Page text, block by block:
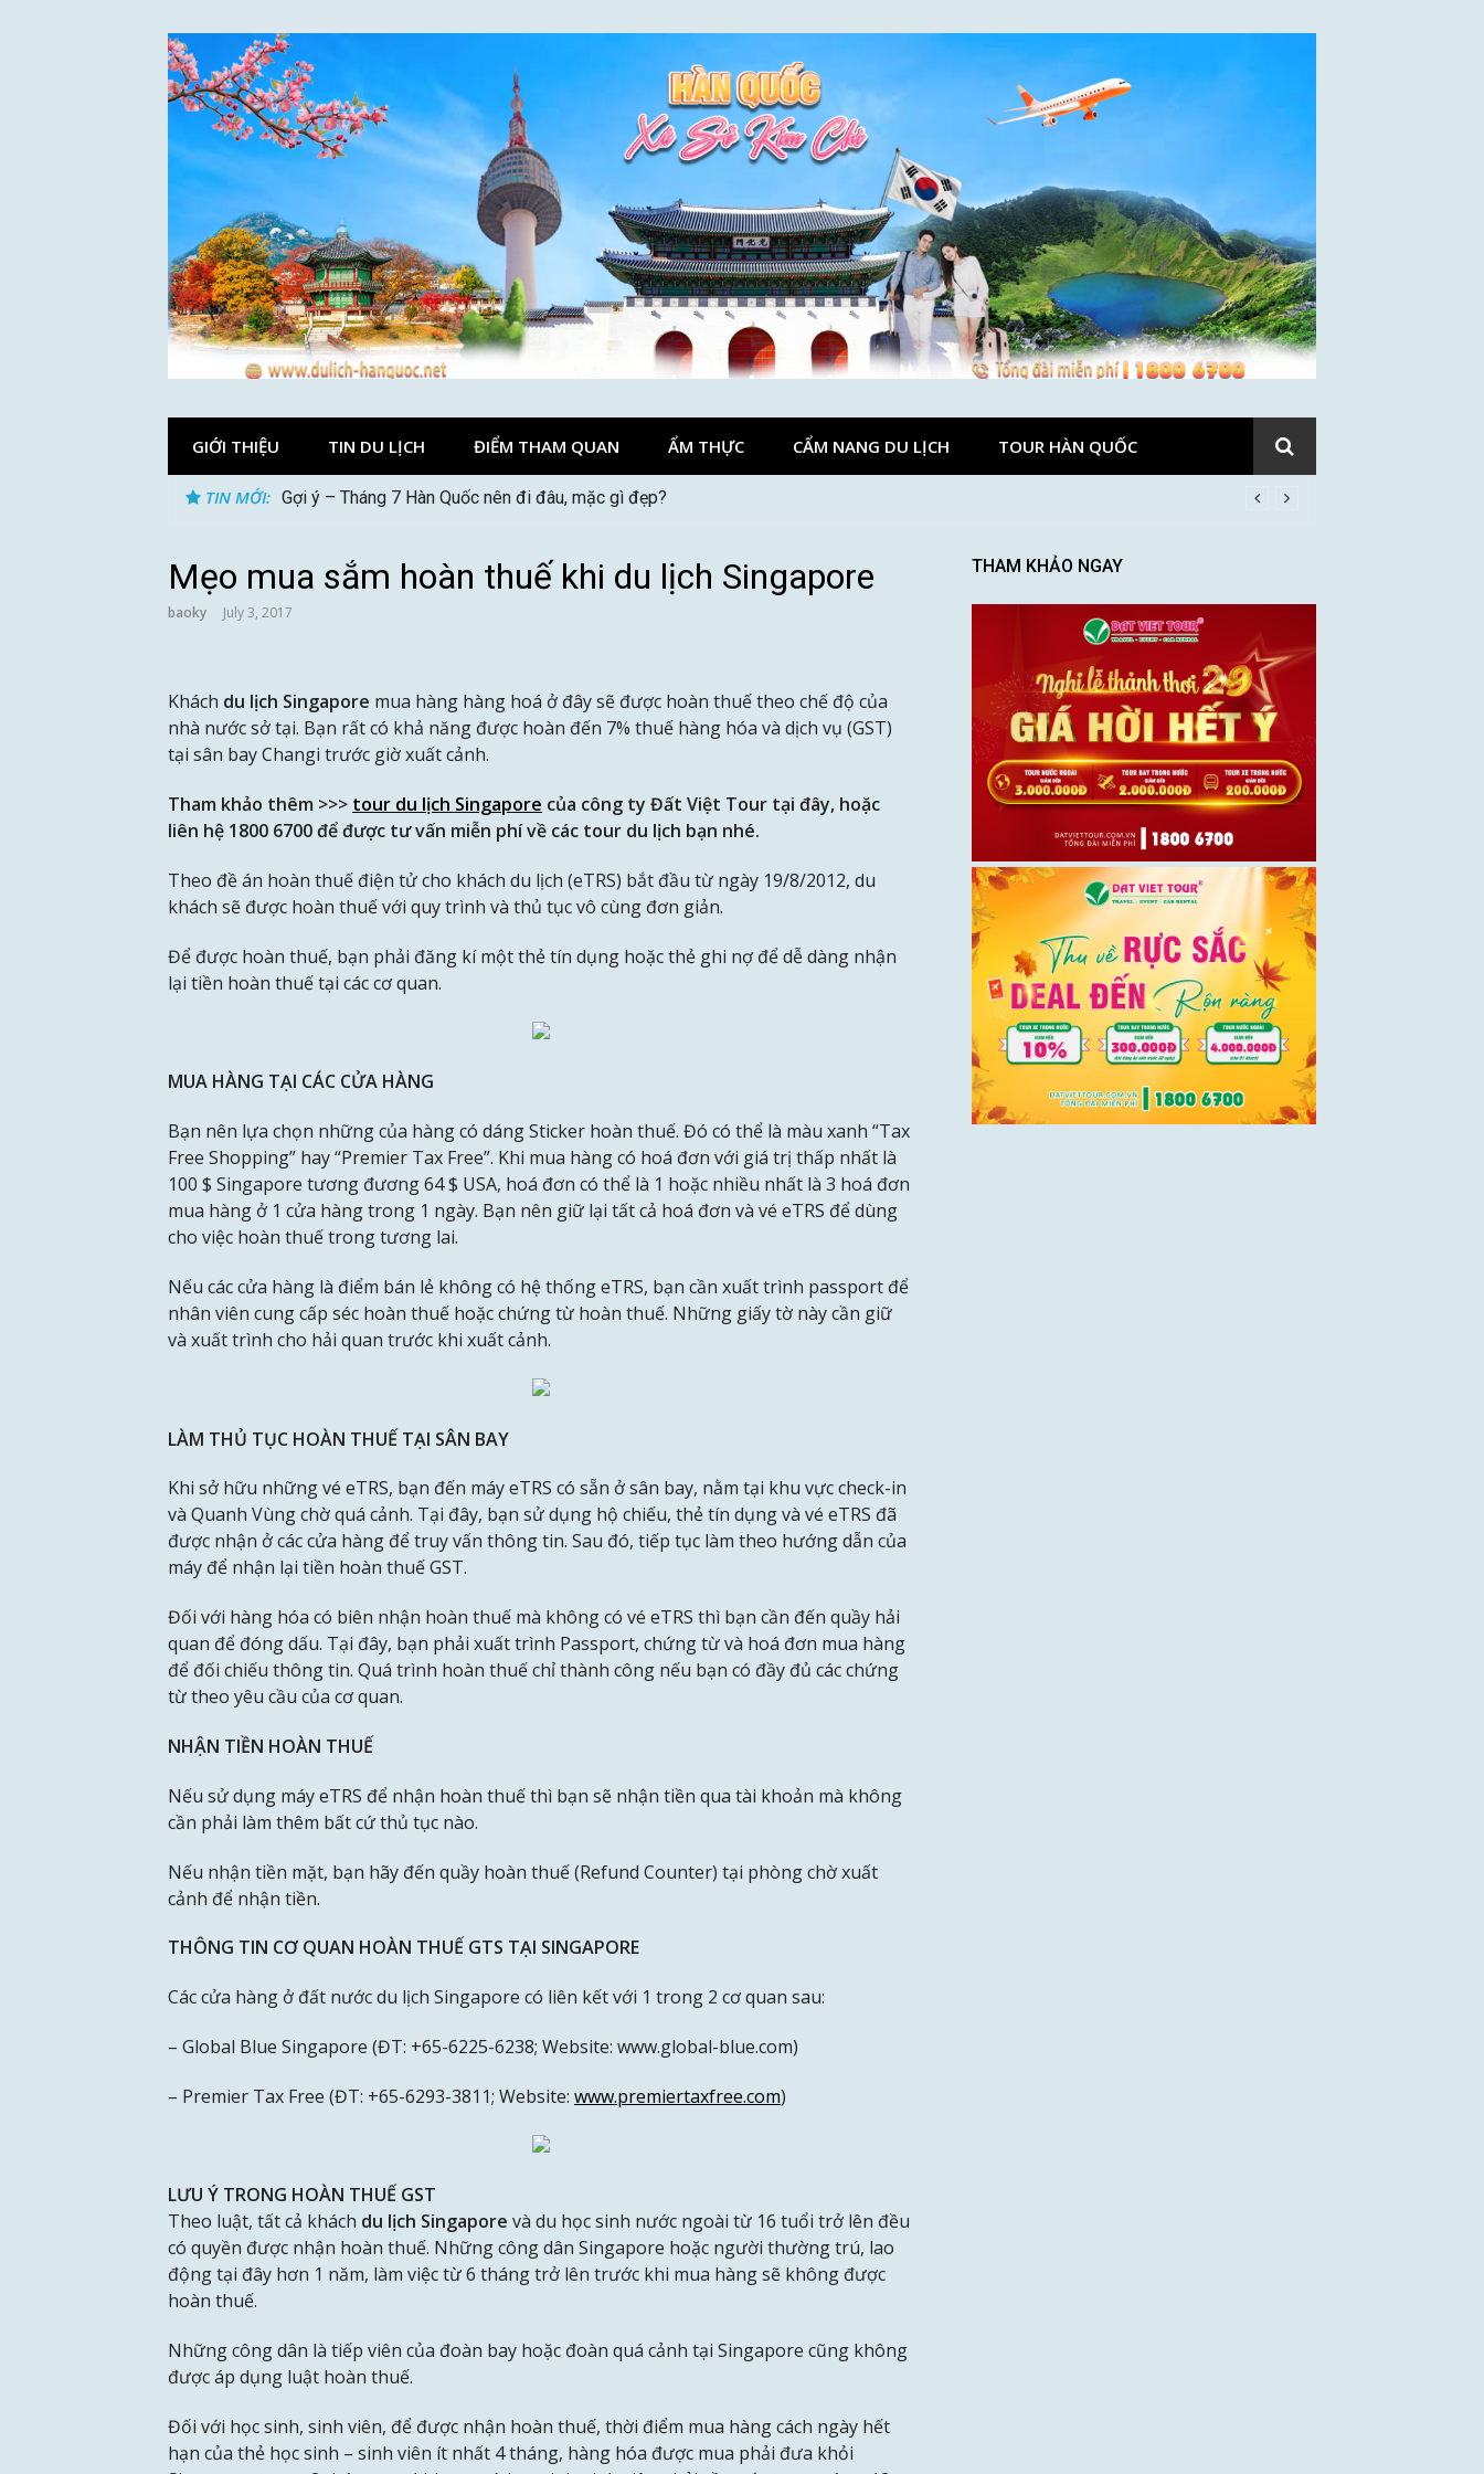
GIỚI THIỆU TIN DU LỊCH ĐIỂM THAM QUAN ẨM THỰC CẨM NANG DU LỊCH TOUR HÀN QUỐC
TIN MỚI: Gợi ý – Tháng 7 Hàn Quốc nên đi đâu, mặc gì đẹp?
Mẹo mua sắm hoàn thuế khi du lịch Singapore
baoky July 3, 2017
Khách du lịch Singapore mua hàng hàng hoá ở đây sẽ được hoàn thuế theo chế độ của
nhà nước sở tại. Bạn rất có khả năng được hoàn đến 7% thuế hàng hóa và dịch vụ (GST)
tại sân bay Changi trước giờ xuất cảnh.
Tham khảo thêm >>> tour du lịch Singapore của công ty Đất Việt Tour tại đây, hoặc
liên hệ 1800 6700 để được tư vấn miễn phí về các tour du lịch bạn nhé.
Theo đề án hoàn thuế điện tử cho khách du lịch (eTRS) bắt đầu từ ngày 19/8/2012, du
khách sẽ được hoàn thuế với quy trình và thủ tục vô cùng đơn giản.
Để được hoàn thuế, bạn phải đăng kí một thẻ tín dụng hoặc thẻ ghi nợ để dễ dàng nhận
lại tiền hoàn thuế tại các cơ quan.
MUA HÀNG TẠI CÁC CỬA HÀNG
Bạn nên lựa chọn những của hàng có dáng Sticker hoàn thuế. Đó có thể là màu xanh “Tax
Free Shopping” hay “Premier Tax Free”. Khi mua hàng có hoá đơn với giá trị thấp nhất là
100 $ Singapore tương đương 64 $ USA, hoá đơn có thể là 1 hoặc nhiều nhất là 3 hoá đơn
mua hàng ở 1 cửa hàng trong 1 ngày. Bạn nên giữ lại tất cả hoá đơn và vé eTRS để dùng
cho việc hoàn thuế trong tương lai.
Nếu các cửa hàng là điểm bán lẻ không có hệ thống eTRS, bạn cần xuất trình passport để
nhân viên cung cấp séc hoàn thuế hoặc chứng từ hoàn thuế. Những giấy tờ này cần giữ
và xuất trình cho hải quan trước khi xuất cảnh.
LÀM THỦ TỤC HOÀN THUẾ TẠI SÂN BAY
Khi sở hữu những vé eTRS, bạn đến máy eTRS có sẵn ở sân bay, nằm tại khu vực check-in
và Quanh Vùng chờ quá cảnh. Tại đây, bạn sử dụng hộ chiếu, thẻ tín dụng và vé eTRS đã
được nhận ở các cửa hàng để truy vấn thông tin. Sau đó, tiếp tục làm theo hướng dẫn của
máy để nhận lại tiền hoàn thuế GST.
Đối với hàng hóa có biên nhận hoàn thuế mà không có vé eTRS thì bạn cần đến quầy hải
quan để đóng dấu. Tại đây, bạn phải xuất trình Passport, chứng từ và hoá đơn mua hàng
để đối chiếu thông tin. Quá trình hoàn thuế chỉ thành công nếu bạn có đầy đủ các chứng
từ theo yêu cầu của cơ quan.
NHẬN TIỀN HOÀN THUẾ
Nếu sử dụng máy eTRS để nhận hoàn thuế thì bạn sẽ nhận tiền qua tài khoản mà không
cần phải làm thêm bất cứ thủ tục nào.
Nếu nhận tiền mặt, bạn hãy đến quầy hoàn thuế (Refund Counter) tại phòng chờ xuất
cảnh để nhận tiền.
THÔNG TIN CƠ QUAN HOÀN THUẾ GTS TẠI SINGAPORE
Các cửa hàng ở đất nước du lịch Singapore có liên kết với 1 trong 2 cơ quan sau:
– Global Blue Singapore (ĐT: +65-6225-6238; Website: www.global-blue.com)
– Premier Tax Free (ĐT: +65-6293-3811; Website: www.premiertaxfree.com)
LƯU Ý TRONG HOÀN THUẾ GST
Theo luật, tất cả khách du lịch Singapore và du học sinh nước ngoài từ 16 tuổi trở lên đều
có quyền được nhận hoàn thuế. Những công dân Singapore hoặc người thường trú, lao
động tại đây hơn 1 năm, làm việc từ 6 tháng trở lên trước khi mua hàng sẽ không được
hoàn thuế.
Những công dân là tiếp viên của đoàn bay hoặc đoàn quá cảnh tại Singapore cũng không
được áp dụng luật hoàn thuế.
Đối với học sinh, sinh viên, để được nhận hoàn thuế, thời điểm mua hàng cách ngày hết
hạn của thẻ học sinh – sinh viên ít nhất 4 tháng, hàng hóa được mua phải đưa khỏi
THAM KHẢO NGAY